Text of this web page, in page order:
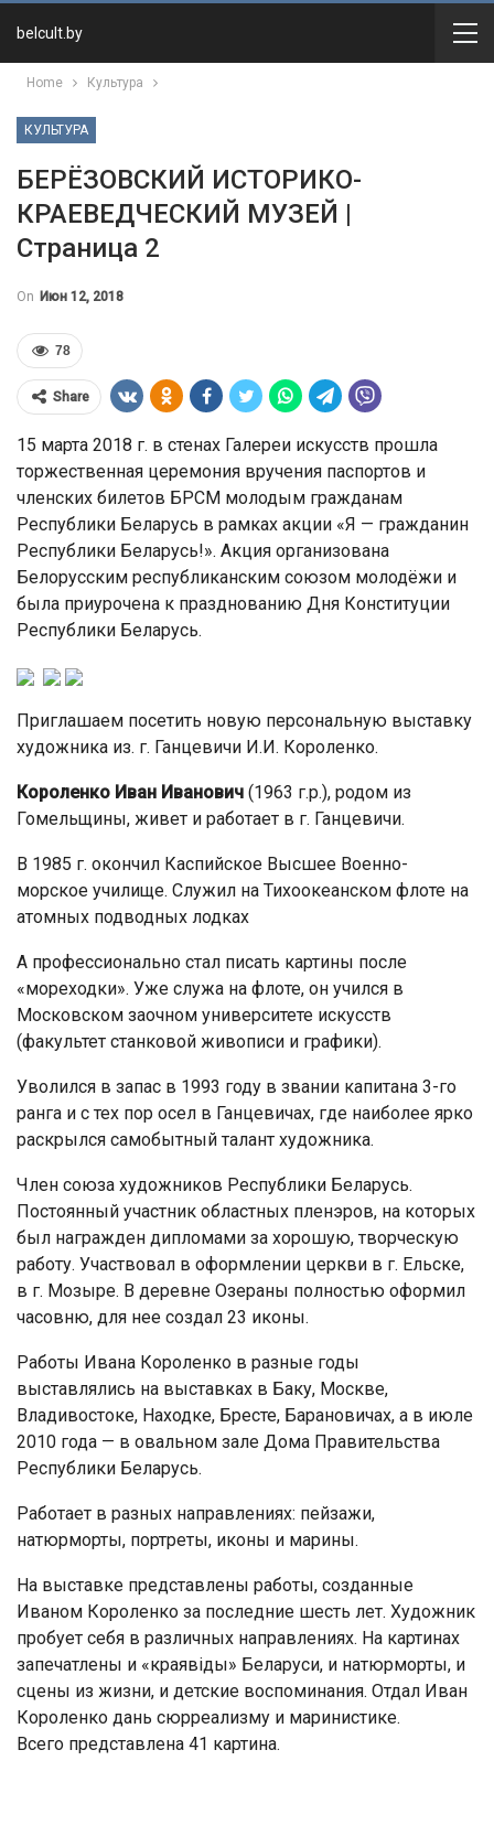
belcult.by
Home Культура
КУЛЬТУРА
БЕРЁЗОВСКИЙ ИСТОРИКО-
КРАЕВЕДЧЕСКИЙ МУЗЕЙ |
Страница 2
On Июн 12, 2018
78
Share
15 марта 2018 г. в стенах Галереи искусств прошла
торжественная церемония вручения паспортов и
членских билетов БРСМ молодым гражданам
Республики Беларусь в рамках акции «Я — гражданин
Республики Беларусь!». Акция организована
Белорусским республиканским союзом молодёжи и
была приурочена к празднованию Дня Конституции
Республики Беларусь.
Приглашаем посетить новую персональную выставку
художника из. г. Ганцевичи И.И. Короленко.
Короленко Иван Иванович (1963 г.р.), родом из
Гомельщины, живет и работает в г. Ганцевичи.
В 1985 г. окончил Каспийское Высшее Военно-
морское училище. Служил на Тихоокеанском флоте на
атомных подводных лодках
А профессионально стал писать картины после
«мореходки». Уже служа на флоте, он учился в
Московском заочном университете искусств
(факультет станковой живописи и графики).
Уволился в запас в 1993 году в звании капитана 3-го
ранга и с тех пор осел в Ганцевичах, где наиболее ярко
раскрылся самобытный талант художника.
Член союза художников Республики Беларусь.
Постоянный участник областных пленэров, на которых
был награжден дипломами за хорошую, творческую
работу. Участвовал в оформлении церкви в г. Ельске,
в г. Мозыре. В деревне Озераны полностью оформил
часовню, для нее создал 23 иконы.
Работы Ивана Короленко в разные годы
выставлялись на выставках в Баку, Москве,
Владивостоке, Находке, Бресте, Барановичах, а в июле
2010 года — в овальном зале Дома Правительства
Республики Беларусь.
Работает в разных направлениях: пейзажи,
натюрморты, портреты, иконы и марины.
На выставке представлены работы, созданные
Иваном Короленко за последние шесть лет. Художник
пробует себя в различных направлениях. На картинах
запечатлены и «краявіды» Беларуси, и натюрморты, и
сцены из жизни, и детские воспоминания. Отдал Иван
Короленко дань сюрреализму и маринистике.
Всего представлена 41 картина.